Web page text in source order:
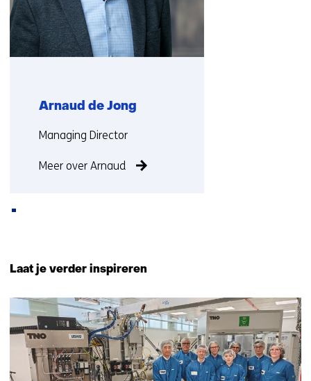
Arnaud de Jong
Functie:
Managing Director
Meer over Arnaud
(Neem
contact
op)
Laat je verder inspireren
172
resultaten,
getoond
6
t/m